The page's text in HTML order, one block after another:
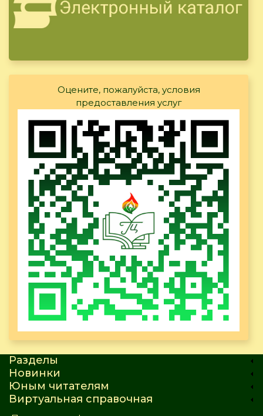
Оцените, пожалуйста, условия
предоставления услуг
Разделы
Новинки
Юным читателям
Виртуальная справочная